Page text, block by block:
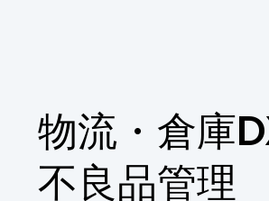
■課題：取引先
工程移動表を
通常業務を停
※詳しくはPDF
物流・倉庫
不良品管理